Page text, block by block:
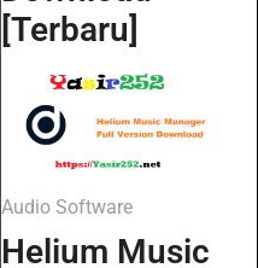
[Terbaru]
Audio Software
Helium Music